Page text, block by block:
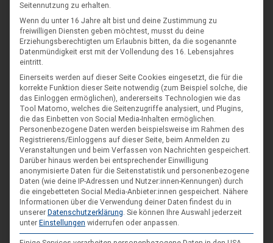
04
Sep.
Spieleseminar - Werde zur Spielfigur“ -
Spiele im XXL-Format
4. Sep. 26
Suderburg
[alle Veranstaltungen]
AKTUELLE BEITRÄGE AUF INSTAGRAM
Seitennutzung zu erhalten.
Wenn du unter 16 Jahre alt bist und deine Zustimmung zu
freiwilligen Diensten geben möchtest, musst du deine
Erziehungsberechtigten um Erlaubnis bitten, da die sogenannte
Datenmündigkeit erst mit der Vollendung des 16. Lebensjahres
eintritt.
Einerseits werden auf dieser Seite Cookies eingesetzt, die für die
korrekte Funktion dieser Seite notwendig (zum Beispiel solche, die
das Einloggen ermöglichen), andererseits Technologien wie das
Tool Matomo, welches die Seitenzugriffe analysiert, und Plugins,
die das Einbetten von Social Media-Inhalten ermöglichen.
Personenbezogene Daten werden beispielsweise im Rahmen des
Registrierens/Einloggens auf dieser Seite, beim Anmelden zu
Veranstaltungen und beim Verfassen von Nachrichten gespeichert.
Darüber hinaus werden bei entsprechender Einwilligung
anonymisierte Daten für die Seitenstatistik und personenbezogene
Daten (wie deine IP-Adressen und Nutzer:innen-Kennungen) durch
die eingebetteten Social Media-Anbieter:innen gespeichert. Nähere
Informationen über die Verwendung deiner Daten findest du in
unserer Datenschutzerklärung Sie können Ihre Auswahl jederzeit
unter Einstellungen widerrufen oder anpassen.